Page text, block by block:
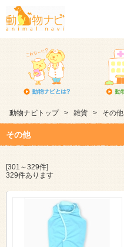
動物ナビトップ > 雑貨 > その他
その他
[301～329件]
329件あります